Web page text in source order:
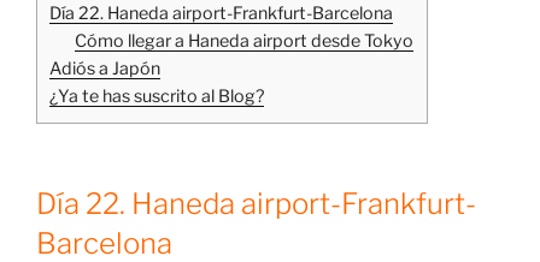
Día 22. Haneda airport-Frankfurt-Barcelona
Cómo llegar a Haneda airport desde Tokyo
Adiós a Japón
¿Ya te has suscrito al Blog?
Día 22. Haneda airport-Frankfurt-
Barcelona